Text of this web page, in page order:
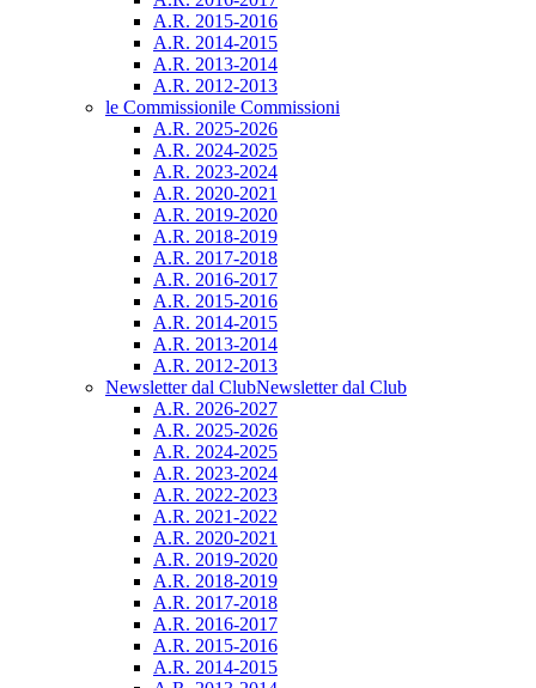
A.R. 2015-2016
A.R. 2014-2015
A.R. 2013-2014
A.R. 2012-2013
le Commissionile Commissioni
A.R. 2025-2026
A.R. 2024-2025
A.R. 2023-2024
A.R. 2020-2021
A.R. 2019-2020
A.R. 2018-2019
A.R. 2017-2018
A.R. 2016-2017
A.R. 2015-2016
A.R. 2014-2015
A.R. 2013-2014
A.R. 2012-2013
Newsletter dal ClubNewsletter dal Club
A.R. 2026-2027
A.R. 2025-2026
A.R. 2024-2025
A.R. 2023-2024
A.R. 2022-2023
A.R. 2021-2022
A.R. 2020-2021
A.R. 2019-2020
A.R. 2018-2019
A.R. 2017-2018
A.R. 2016-2017
A.R. 2015-2016
A.R. 2014-2015